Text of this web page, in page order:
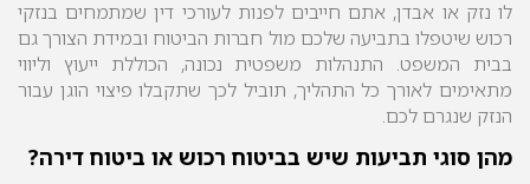
לו נזק או אבדן, אתם חייבים לפנות לעורכי דין שמתמחים בנזקי
רכוש שיטפלו בתביעה שלכם מול חברות הביטוח ובמידת הצורך גם
בבית המשפט. התנהלות משפטית נכונה, הכוללת ייעוץ וליווי
מתאימים לאורך כל התהליך, תוביל לכך שתקבלו פיצוי הוגן עבור
הנזק שנגרם לכם.
מהן סוגי תביעות שיש בביטוח רכוש או ביטוח דירה?